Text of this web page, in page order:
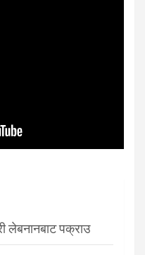
लेबनानबाट पक्राउ